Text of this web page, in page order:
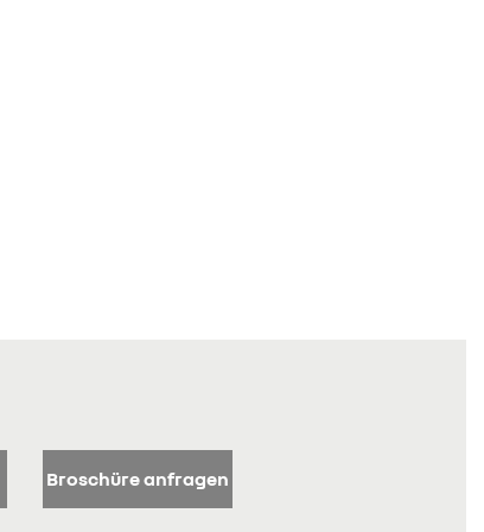
Broschüre anfragen